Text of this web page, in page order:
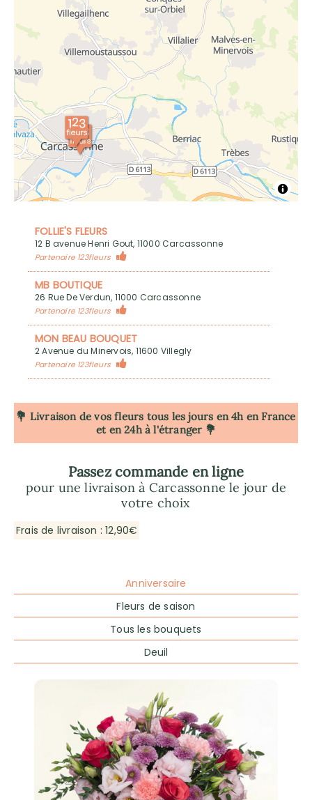
FOLLIE'S FLEURS
12 B avenue Henri Gout, 11000 Carcassonne
Partenaire 123fleurs
MB BOUTIQUE
26 Rue De Verdun, 11000 Carcassonne
Partenaire 123fleurs
MON BEAU BOUQUET
2 Avenue du Minervois, 11600 Villegly
Partenaire 123fleurs
💐 Livraison de vos fleurs tous les jours en 4h en France
et en 24h à l'étranger 💐
Passez commande en ligne
pour une livraison à Carcassonne le jour de
votre choix
Frais de livraison : 12,90€
Anniversaire
Fleurs de saison
Tous les bouquets
Deuil